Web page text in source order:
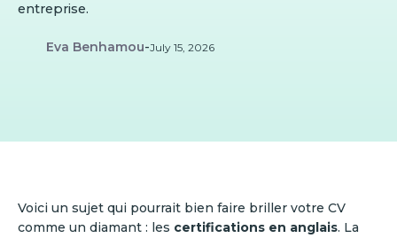
entreprise.
Eva Benhamou-July 15, 2026
Voici un sujet qui pourrait bien faire briller votre CV
comme un diamant : les certifications en anglais. La